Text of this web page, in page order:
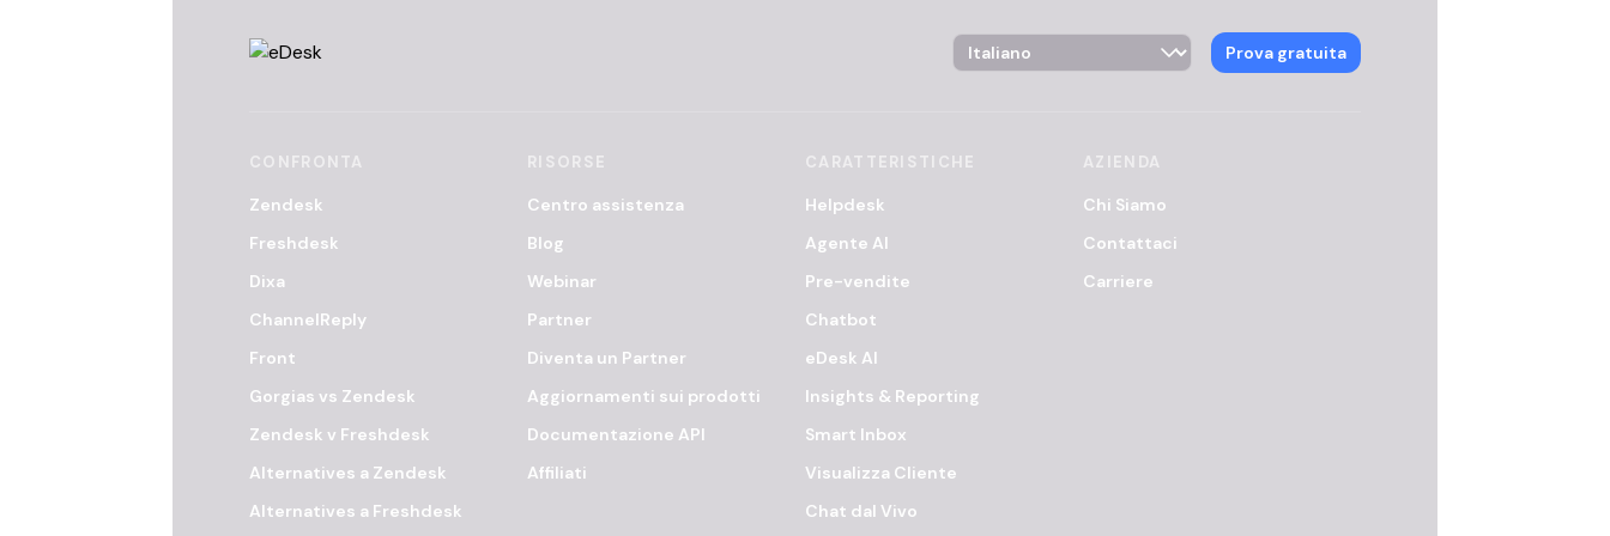
Language Selector Prova gratuita
CONFRONTA
Zendesk
Freshdesk
Dixa
ChannelReply
Front
Gorgias vs Zendesk
Zendesk v Freshdesk
Alternatives a Zendesk
Alternatives a Freshdesk
RISORSE
Centro assistenza
Blog
Webinar
Partner
Diventa un Partner
Aggiornamenti sui prodotti
Documentazione API
Affiliati
CARATTERISTICHE
Helpdesk
Agente AI
Pre-vendite
Chatbot
eDesk AI
Insights & Reporting
Smart Inbox
Visualizza Cliente
Chat dal Vivo
AZIENDA
Chi Siamo
Contattaci
Carriere